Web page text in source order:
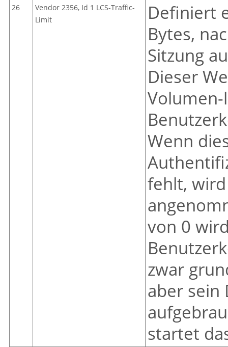
26
Vendor 2356, Id 1 LCS-Traffic-
Limit
Definiert
Bytes,
Sitzung
Dieser
Wenn
fehlt,
von 0
zwar
aber sein
startet